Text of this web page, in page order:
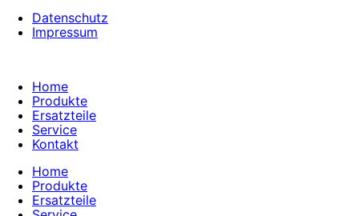
Datenschutz
Impressum
Home
Produkte
Ersatzteile
Service
Kontakt
Home
Produkte
Ersatzteile